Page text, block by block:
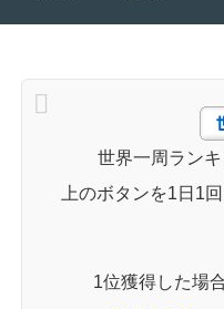
世界一周ランキ
上のボタンを1日1
1位獲得した場